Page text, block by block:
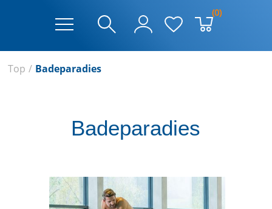
(0)
Top / Badeparadies
Badeparadies